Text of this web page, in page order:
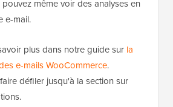
même voir des analyses en
e-mail.
plus dans notre guide sur la
e-mails WooCommerce.
défiler jusqu'à la section sur